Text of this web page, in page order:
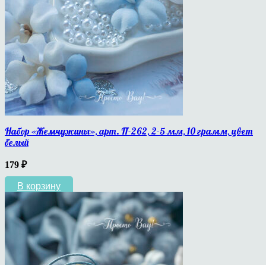
Набор «Жемчужины», арт. П-262, 2-5 мм, 10 грамм, цвет
белый
179 ₽
В корзину